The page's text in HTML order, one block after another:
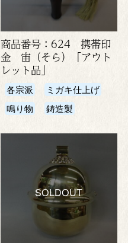
商品番号：624 携帯印
金 宙（そら）「アウト
レット品」
各宗派
ミガキ仕上げ
鳴り物
鋳造製
SOLDOUT